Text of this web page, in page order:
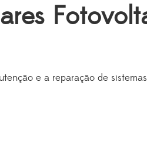
e a reparação de